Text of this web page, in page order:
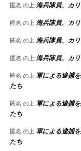
匿名 の上 海兵隊員、カ
匿名 の上 海兵隊員、カ
匿名 の上 海兵隊員、カ
匿名 の上 海兵隊員、カ
匿名 の上軍による逮捕
たち
匿名 の上軍による逮捕
たち
匿名 の上軍による逮捕
たち